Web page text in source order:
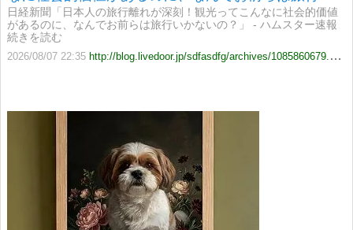
かないの？」
日経新聞「日本人の旅行離れが深刻！観光ってこんなに社会的価値
があるのに、なんでお前らは旅行いかないの？」 - ハムスター速報
続きを読む
2026/08/07 22:35 http://blog.livedoor.jp/sdfasdfg/archives/1085860679.html